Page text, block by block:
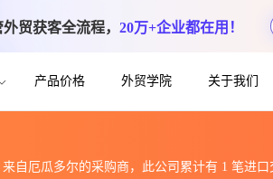
贸获客全流程， 20万+企业都在用！
产品价格 外贸学院 关于我们
来自厄瓜多尔的采购商，此公司累计有 1 笔进口